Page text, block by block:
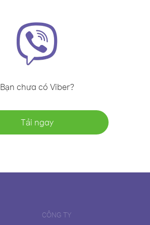
Bạn chưa có Viber?
Tải ngay
CÔNG TY